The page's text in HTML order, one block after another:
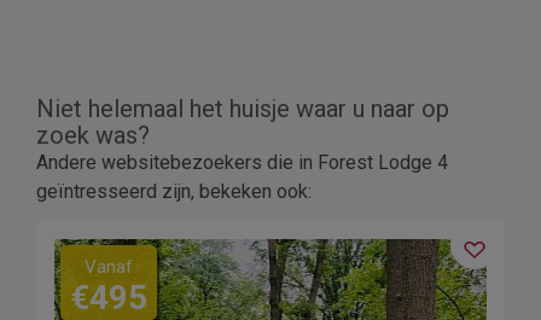
Niet helemaal het huisje waar u naar op
zoek was?
Andere websitebezoekers die in Forest Lodge 4
geïntresseerd zijn, bekeken ook:
Vanaf
€495